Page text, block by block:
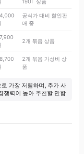
190T 상품
공식가 대비 할인판
매 중
2개 묶음 상품
2개 묶음 가성비 상
품
가장 저렴하며, 추가 사
쟁력이 높아 추천할 만함